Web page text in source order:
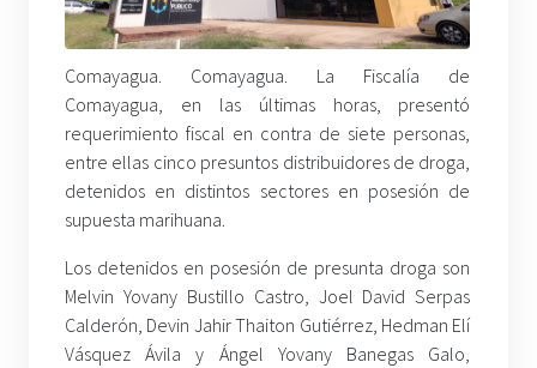
Comayagua. Comayagua. La Fiscalía de
Comayagua, en las últimas horas, presentó
requerimiento fiscal en contra de siete personas,
entre ellas cinco presuntos distribuidores de droga,
detenidos en distintos sectores en posesión de
supuesta marihuana.
Los detenidos en posesión de presunta droga son
Melvin Yovany Bustillo Castro, Joel David Serpas
Calderón, Devin Jahir Thaiton Gutiérrez, Hedman Elí
Vásquez Ávila y Ángel Yovany Banegas Galo,